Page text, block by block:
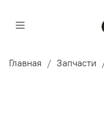
Главная Запчасти